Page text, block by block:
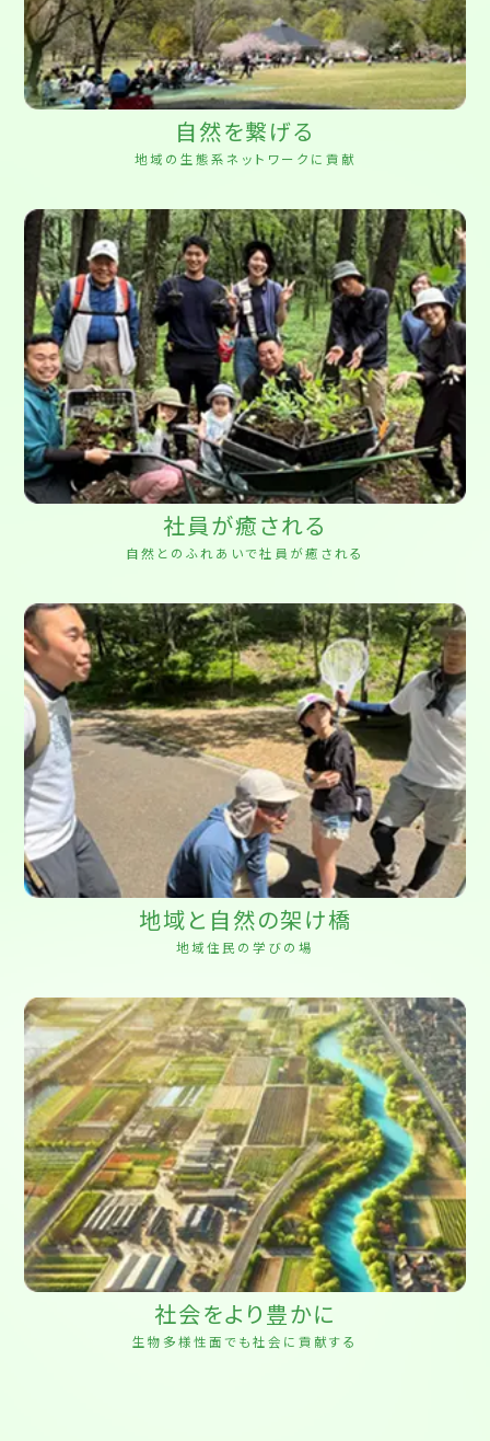
自然を繋げる
地域の生態系ネットワークに貢献
社員が癒される
自然とのふれあいで社員が癒される
地域と自然の架け橋
地域住民の学びの場
社会をより豊かに
生物多様性面でも社会に貢献する